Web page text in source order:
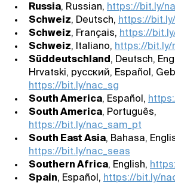
Russia, Russian, https://bit.ly/
Schweiz, Deutsch, https://
Schweiz, Français, https://
Schweiz, Italiano, https://bit.ly/
Süddeutschland, Deutsch,
Hrvatski, русский, Español,
https://bit.ly/nac_sg
South America, Español,
South America, Português,
https://bit.ly/nac_sam_pt
South East Asia, Bahasa,
https://bit.ly/nac_seas
Southern Africa, English,
Spain, Español, https://bit.ly/